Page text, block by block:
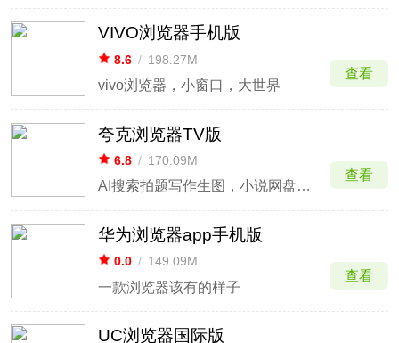
VIVO浏览器手机版
8.6 / 198.27M
vivo浏览器，小窗口，大世界
查看
夸克浏览器TV版
6.8 / 170.09M
AI搜索拍题写作生图，小说网盘浏览器
查看
华为浏览器app手机版
0.0 / 149.09M
一款浏览器该有的样子
查看
UC浏览器国际版